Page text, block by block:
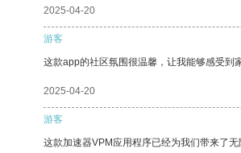
2025-04-20
游客
这款app的社区氛围很温馨，让我能够感受到
2025-04-20
游客
这款加速器VPM应用程序已经为我们带来了无